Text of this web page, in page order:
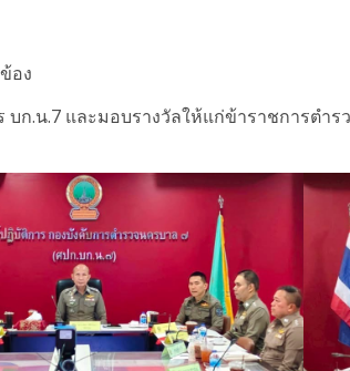
อง
บก.น.7 และมอบรางวัลให้แก่ข้าราชการตำ